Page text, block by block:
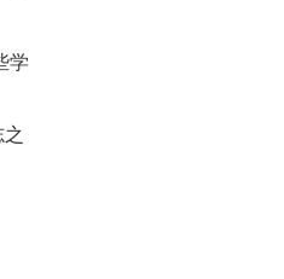
学